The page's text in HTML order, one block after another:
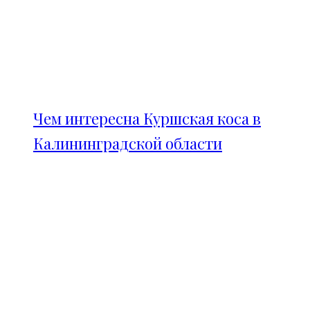
Чем интересна Куршская коса в
Калининградской области